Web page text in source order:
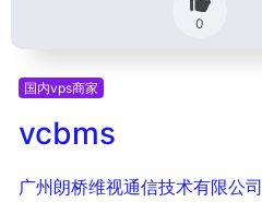
0
国内vps商家
vcbms
广州朗桥维视通信技术有限公司